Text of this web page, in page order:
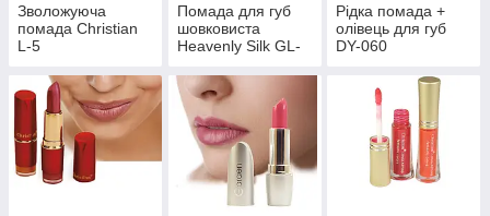
Зволожуюча
помада Christian
L-5
Помада для губ
шовковиста
Heavenly Silk GL-
Рідка помада +
олівець для губ
DY-060